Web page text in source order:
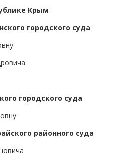
Крым
городского суда
городского суда
районного суда